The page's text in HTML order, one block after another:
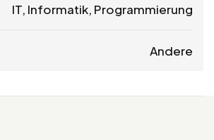
IT, Informatik, Programmierung
Andere